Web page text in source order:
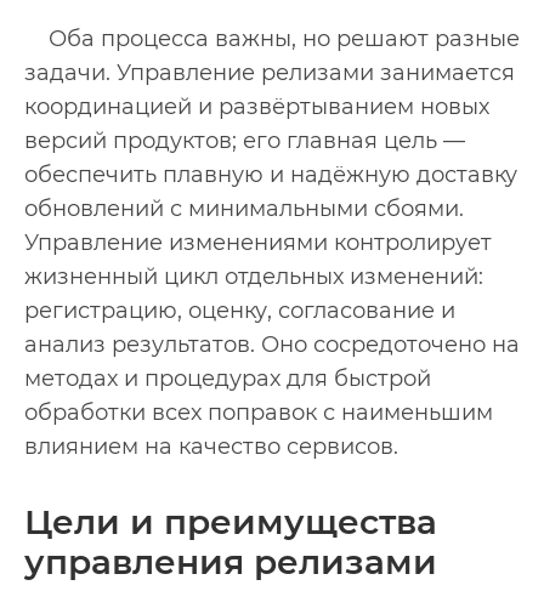
Оба процесса важны, но решают разные
задачи. Управление релизами занимается
координацией и развёртыванием новых
версий продуктов; его главная цель —
обеспечить плавную и надёжную доставку
обновлений с минимальными сбоями.
Управление изменениями контролирует
жизненный цикл отдельных изменений:
регистрацию, оценку, согласование и
анализ результатов. Оно сосредоточено на
методах и процедурах для быстрой
обработки всех поправок с наименьшим
влиянием на качество сервисов.
Цели и преимущества
управления релизами